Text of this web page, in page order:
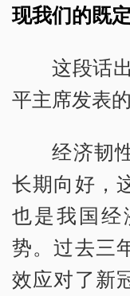
现我们的既定
这段话
平主席发表
经济韧
长期向好，
也是我国
势。过去三
效应对了新